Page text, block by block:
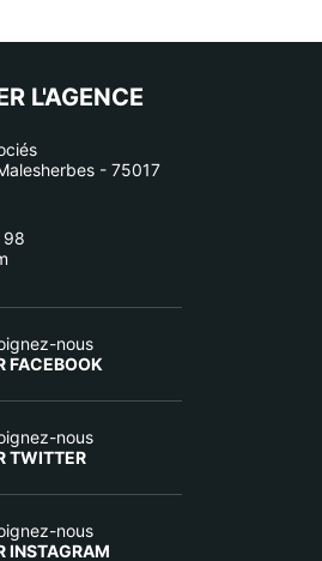
L'AGENCE
- 75017
98
nous
FACEBOOK
nous
TWITTER
nous
INSTAGRAM